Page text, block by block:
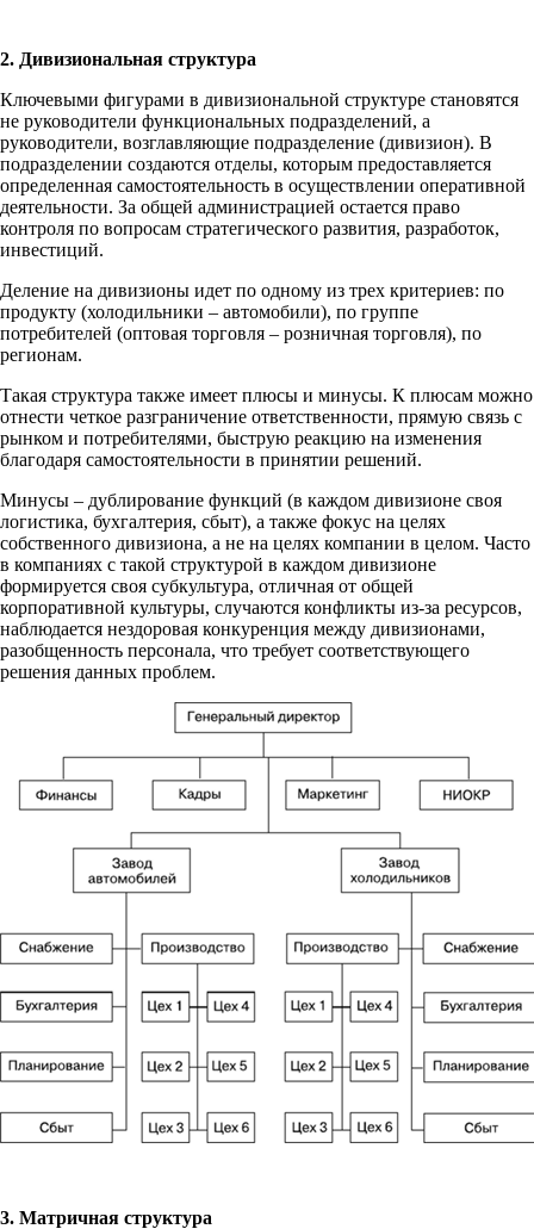
2. Дивизиональная структура
Ключевыми фигурами в дивизиональной структуре становятся
не руководители функциональных подразделений, а
руководители, возглавляющие подразделение (дивизион). В
подразделении создаются отделы, которым предоставляется
определенная самостоятельность в осуществлении оперативной
деятельности. За общей администрацией остается право
контроля по вопросам стратегического развития, разработок,
инвестиций.
Деление на дивизионы идет по одному из трех критериев: по
продукту (холодильники – автомобили), по группе
потребителей (оптовая торговля – розничная торговля), по
регионам.
Такая структура также имеет плюсы и минусы. К плюсам можно
отнести четкое разграничение ответственности, прямую связь с
рынком и потребителями, быструю реакцию на изменения
благодаря самостоятельности в принятии решений.
Минусы – дублирование функций (в каждом дивизионе своя
логистика, бухгалтерия, сбыт), а также фокус на целях
собственного дивизиона, а не на целях компании в целом. Часто
в компаниях с такой структурой в каждом дивизионе
формируется своя субкультура, отличная от общей
корпоративной культуры, случаются конфликты из-за ресурсов,
наблюдается нездоровая конкуренция между дивизионами,
разобщенность персонала, что требует соответствующего
решения данных проблем.
3. Матричная структура